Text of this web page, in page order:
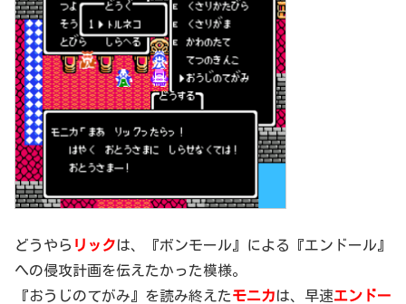
どうやら リックは、『ボンモール』による『エンドール』
への侵攻計画を伝えたかった模様。
『おうじのてがみ』を読み終えたモニカは、早速エンドー